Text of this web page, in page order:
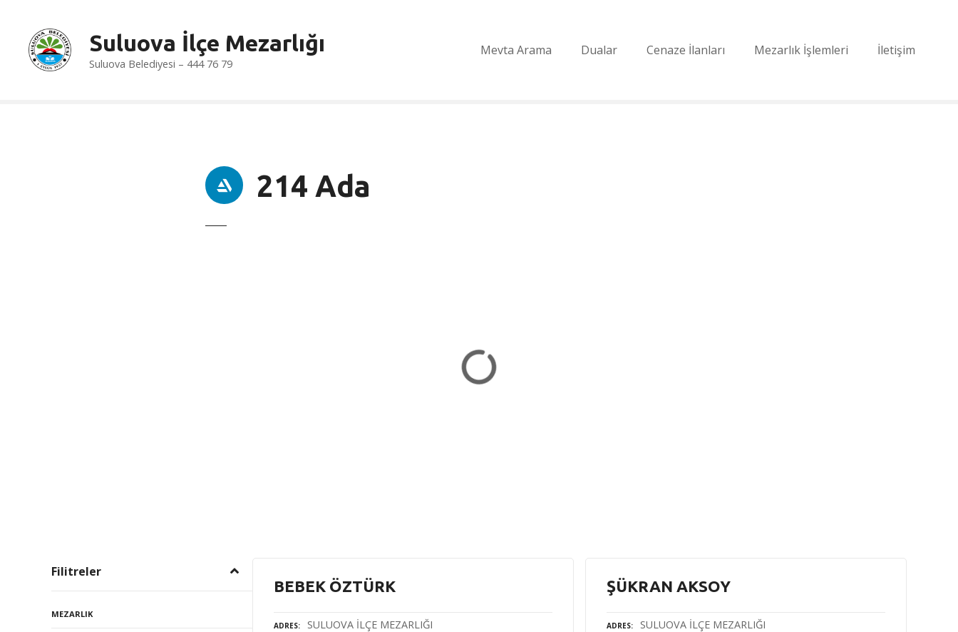
Suluova İlçe Mezarlığı
Suluova Belediyesi – 444 76 79
Mevta Arama Dualar Cenaze İlanları Mezarlık İşlemleri İletişim
214 Ada
Filitreler
MEZARLIK
BEBEK ÖZTÜRK
ADRES SULUOVA İLÇE MEZARLIĞI
ŞÜKRAN AKSOY
ADRES SULUOVA İLÇE MEZARLIĞI